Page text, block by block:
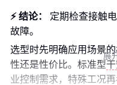
⚡ 结论：
定期检查接触
故障。
选型时先明确应用场景
性还是性价比。标准型
业控制需求，特殊工况
展